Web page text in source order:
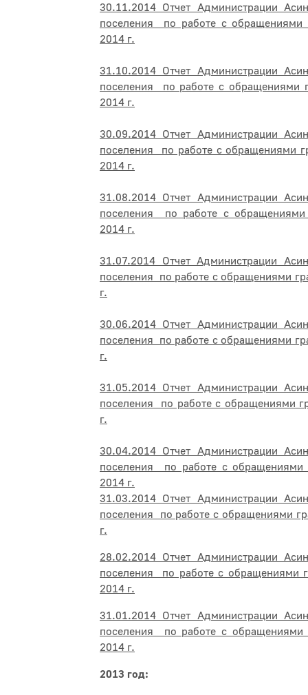
30.11.2014 Отчет Администрации
поселения по работе с обращениями
2014 г.
31.10.2014 Отчет Администрации
поселения по работе с обращениями
2014 г.
30.09.2014 Отчет Администрации
поселения по работе с обращениями
2014 г.
31.08.2014 Отчет Администрации
поселения по работе с обращениями
2014 г.
31.07.2014 Отчет Администрации
поселения по работе с обращениями
г.
30.06.2014 Отчет Администрации
поселения по работе с обращениями
г.
31.05.2014 Отчет Администрации
поселения по работе с обращениями
г.
30.04.2014 Отчет Администрации
поселения по работе с обращениями
2014 г.
31.03.2014 Отчет Администрации
поселения по работе с обращениями
г.
28.02.2014 Отчет Администрации
поселения по работе с обращениями
2014 г.
31.01.2014 Отчет Администрации
поселения по работе с обращениями
2014 г.
2013 год: